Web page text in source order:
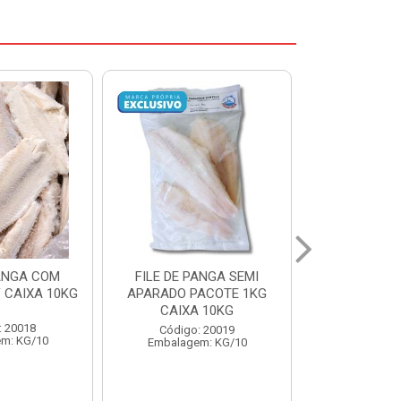
SEMI
1KG
20019
KG/10
POLACA DESFIADA
PESCAMARES PCT5KG
CX10KG
Código: 20161
Embalagem: KG/10